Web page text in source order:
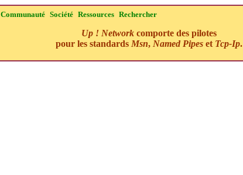
Communauté Société Ressources Rechercher
Up ! Network comporte des pilotes
pour les standards Msn, Named Pipes et Tcp-Ip.